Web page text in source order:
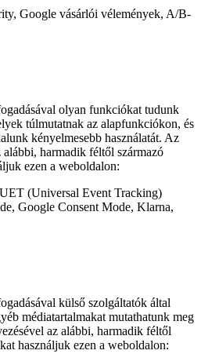
Google vásárlói vélemények, A/B-
olyan funkciókat tudunk
túlmutatnak az alapfunkciókon, és
kényelmesebb használatát. Az
alábbi, harmadik féltől származó
ezen a weboldalon:
(Universal Event Tracking)
Google Consent Mode, Klarna,
külső szolgáltatók által
médiatartalmakat mutathatunk meg
az alábbi, harmadik féltől
használjuk ezen a weboldalon: